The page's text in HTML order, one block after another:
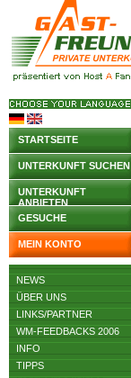
STARTSEITE
UNTERKUNFT SUCHEN
UNTERKUNFT
ANBIETEN
GESUCHE
MEIN KONTO
NEWS
ÜBER UNS
LINKS/PARTNER
WM-FEEDBACKS 2006
INFO
TIPPS